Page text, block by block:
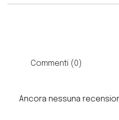
Commenti (0)
Ancora nessuna